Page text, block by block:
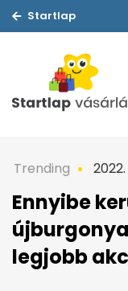
Startlap
Trending
Ennyibe
legjobb